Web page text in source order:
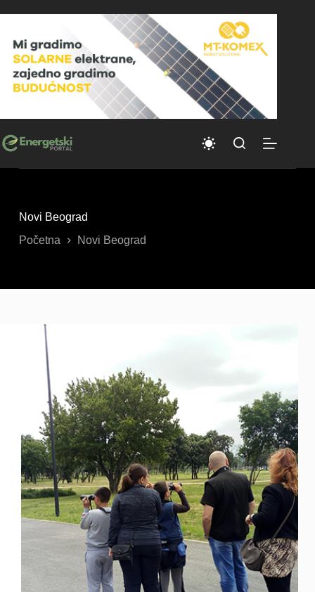
to
Novi Beograd
Početna
Novi Beograd